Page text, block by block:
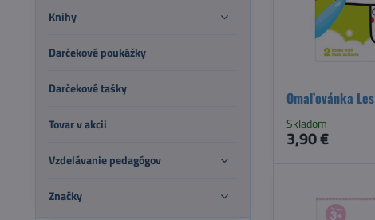
Omaľovánka Les
Skladom
3,90 €
Knihy
Darčekové poukážky
Darčekové tašky
Tovar v akcii
Vzdelávanie pedagógov
Značky